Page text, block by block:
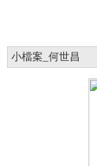
小檔案_何世昌